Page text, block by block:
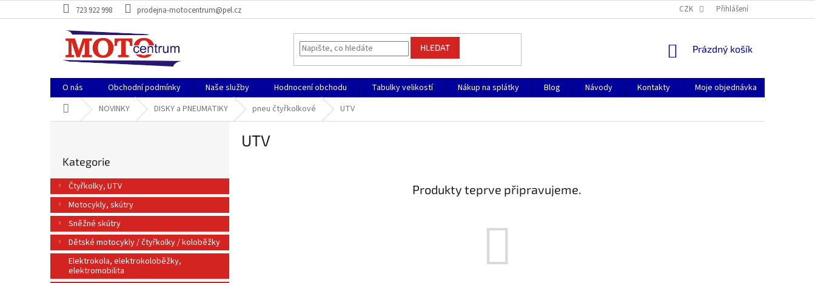
na
723 922 998 prodejna-motocentrum@pel.cz CZK Přihlášení
HLEDAT
NÁKUPNÍ
Prázdný košík
O nás Obchodní podmínky Naše služby Hodnocení obchodu Tabulky velikostí Nákup na splátky Blog Návody Kontakty
Moje objednávka
Domů NOVINKY DISKY a PNEUMATIKY pneu čtyřkolkové UTV
r
a
n
í
p
kategorie
Kategorie
Čtyřkolky, UTV
Motocykly, skútry
Sněžné skútry
Dětské motocykly / čtyřkolky / koloběžky
Elektrokola, elektrokoloběžky,
elektromobilita
UTV
Produkty teprve připravujeme.